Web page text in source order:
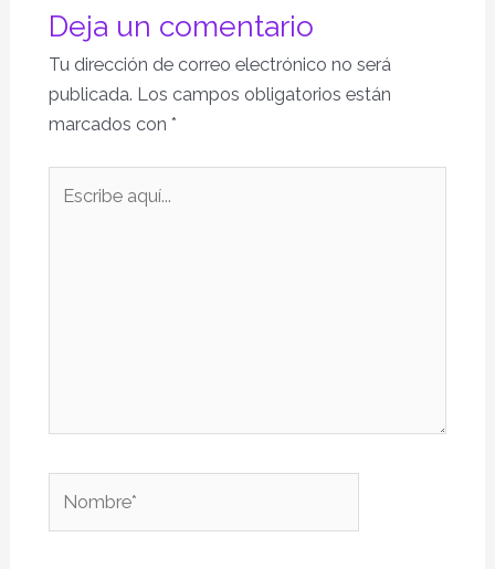
Deja un comentario
Tu dirección de correo electrónico no será
publicada. Los campos obligatorios están
marcados con *